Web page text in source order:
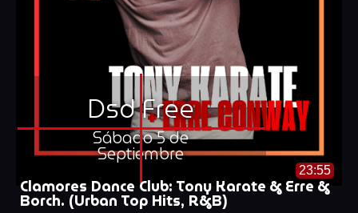
Dsd Free
Sábado 5 de
Septiembre
23:55
Clamores Dance Club: Tony Karate & Erre &
Borch. (Urban Top Hits, R&B)